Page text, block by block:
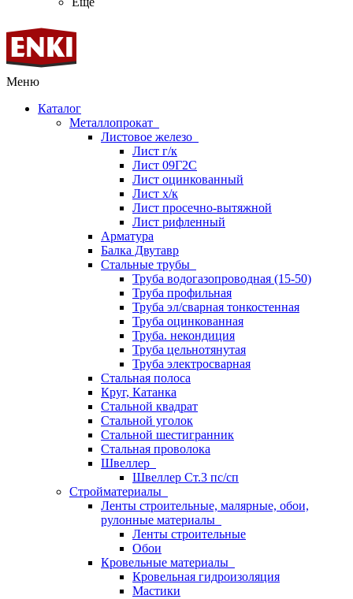
Меню
Каталог
Металлопрокат
Листовое железо
Лист г/к
Лист 09Г2С
Лист оцинкованный
Лист х/к
Лист просечно-вытяжной
Лист рифленный
Арматура
Балка Двутавр
Стальные трубы
Труба водогазопроводная (15-50)
Труба профильная
Труба эл/сварная тонкостенная
Труба оцинкованная
Труба. некондиция
Труба цельнотянутая
Труба электросварная
Стальная полоса
Круг, Катанка
Стальной квадрат
Стальной уголок
Стальной шестигранник
Стальная проволока
Швеллер
Швеллер Ст.3 пс/сп
Стройматериалы
Ленты строительные, малярные, обои,
рулонные материалы
Ленты строительные
Обои
Кровельные материалы
Кровельная гидроизоляция
Мастики